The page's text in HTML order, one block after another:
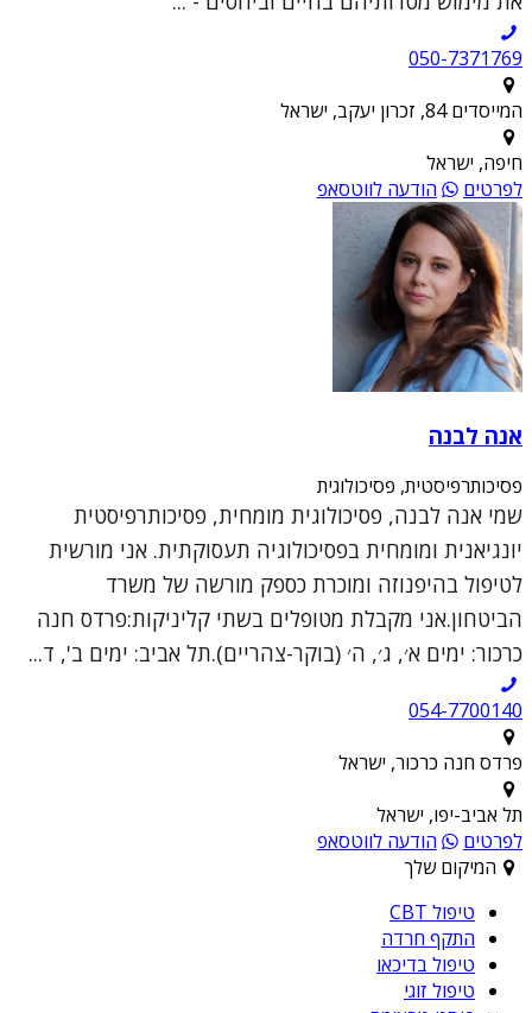
050-7371769
המייסדים 84, זכרון יעקב, ישראל
חיפה, ישראל
לפרטים
הודעה לווטסאפ
אנה לבנה
פסיכותרפיסטית, פסיכולוגית
שמי אנה לבנה, פסיכולוגית מומחית, פסיכותרפיסטית
יונגיאנית ומומחית בפסיכולוגיה תעסוקתית. אני מורשית
לטיפול בהיפנוזה ומוכרת כספק מורשה של משרד
הביטחון.אני מקבלת מטופלים בשתי קליניקות:פרדס חנה
כרכור: ימים א׳, ג׳, ה׳ (בוקר-צהריים).תל אביב: ימים ב', ד...
054-7700140
פרדס חנה כרכור, ישראל
תל אביב-יפו, ישראל
לפרטים
הודעה לווטסאפ
המיקום שלך
טיפול CBT
התקף חרדה
טיפול בדיכאו
טיפול זוגי